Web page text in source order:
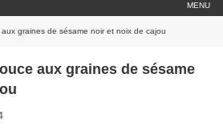
MENU
graines de sésame noir et noix de cajou
aux graines de sésame